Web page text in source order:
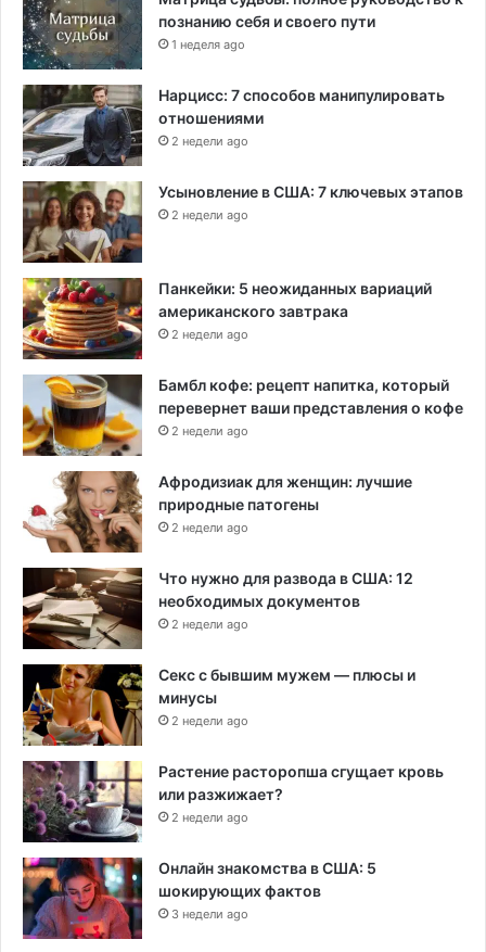
познанию себя и своего пути
1 неделя ago
Нарцисс: 7 способов манипулировать
отношениями
2 недели ago
Усыновление в США: 7 ключевых этапов
2 недели ago
Панкейки: 5 неожиданных вариаций
американского завтрака
2 недели ago
Бамбл кофе: рецепт напитка, который
перевернет ваши представления о кофе
2 недели ago
Афродизиак для женщин: лучшие
природные патогены
2 недели ago
Что нужно для развода в США: 12
необходимых документов
2 недели ago
Секс с бывшим мужем — плюсы и
минусы
2 недели ago
Растение расторопша сгущает кровь
или разжижает?
2 недели ago
Онлайн знакомства в США: 5
шокирующих фактов
3 недели ago